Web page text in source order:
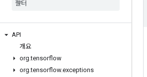
API
개요
org.tensorflow
org.tensorflow.exceptions